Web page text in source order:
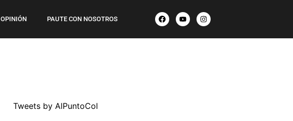
OPINIÓN PAUTE CON NOSOTROS
Tweets by AlPuntoCol